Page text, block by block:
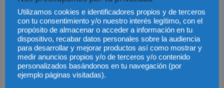
Informatizado Notarial se ha convertido en una base de datos con
130 millones de documentos notariales -grabados, no escaneados-
referidos a 42 millones de personas físicas y 3,5 millones de
personas jurídicas. Durante la pandemia, los notarios cursamos 30
millones de comunicaciones electrónicas», recapituló.
Entre los nuevos proyectos del Notariado, su vicepresidente
Utilizamos cookies e identificadores propios y de terceros
con tu consentimiento y/o nuestro interés legítimo, con el
propósito de almacenar o acceder a información en tu
dispositivo, recabar datos personales sobre la audiencia
para desarrollar y mejorar productos así como mostrar y
medir anuncios propios y/o de terceros y/o contenido
personalizados basándonos en tu navegación (por
ejemplo páginas visitadas).